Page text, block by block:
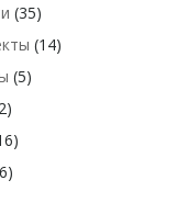
(35)
(14)
(5)